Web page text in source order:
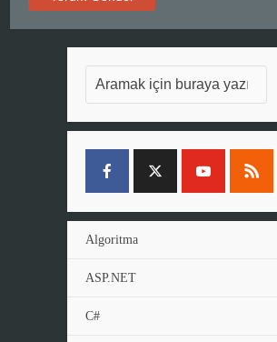
Algoritma
ASP.NET
C#